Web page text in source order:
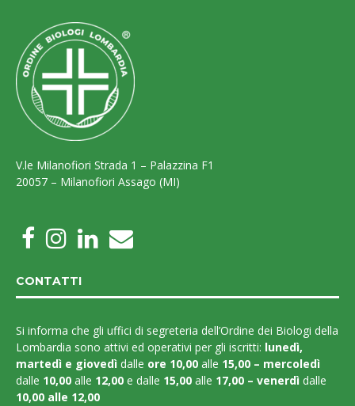
V.le Milanofiori Strada 1 – Palazzina F1
20057 – Milanofiori Assago (MI)
CONTATTI
Si informa che gli uffici di segreteria dell’Ordine dei Biologi della
Lombardia sono attivi ed operativi per gli iscritti: lunedì,
martedì e giovedì dalle ore 10,00 alle 15,00 – mercoledì
dalle 10,00 alle 12,00 e dalle 15,00 alle 17,00 – venerdì dalle
10,00 alle 12,00